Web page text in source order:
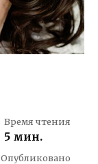
Время чтения
5 мин.
Опубликовано